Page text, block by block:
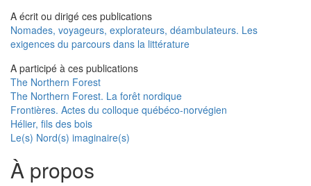
A écrit ou dirigé ces publications
Nomades, voyageurs, explorateurs, déambulateurs. Les
exigences du parcours dans la littérature
A participé à ces publications
The Northern Forest
The Northern Forest. La forêt nordique
Frontières. Actes du colloque québéco-norvégien
Hélier, fils des bois
Le(s) Nord(s) imaginaire(s)
À propos